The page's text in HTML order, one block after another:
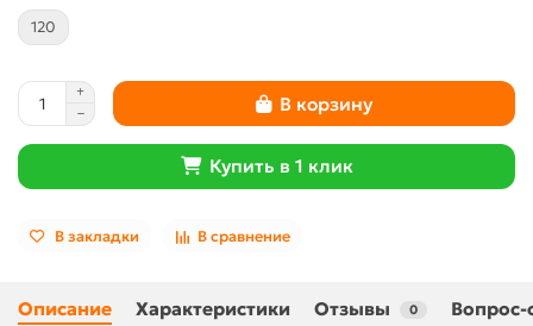
120
В корзину
Купить в 1 клик
В закладки В сравнение
Описание Характеристики Отзывы 0 Вопрос-